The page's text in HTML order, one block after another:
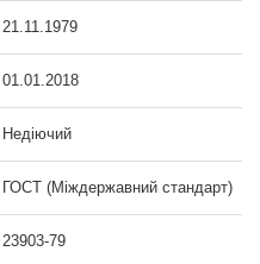
21.11.1979
01.01.2018
Недіючий
ГОСТ (Міждержавний стандарт)
23903-79